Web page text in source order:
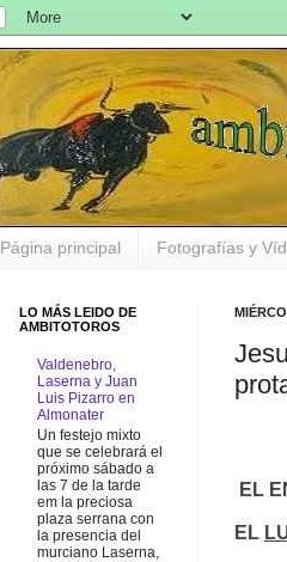
Página principal Fotografías y
EL
EL
LO MÁS LEIDO DE
AMBITOTOROS
Valdenebro,
Laserna y Juan
Luis Pizarro en
Almonater
Un festejo mixto
que se celebrará el
próximo sábado a
las 7 de la tarde
em la preciosa
plaza serrana con
la presencia del
murciano Laserna,